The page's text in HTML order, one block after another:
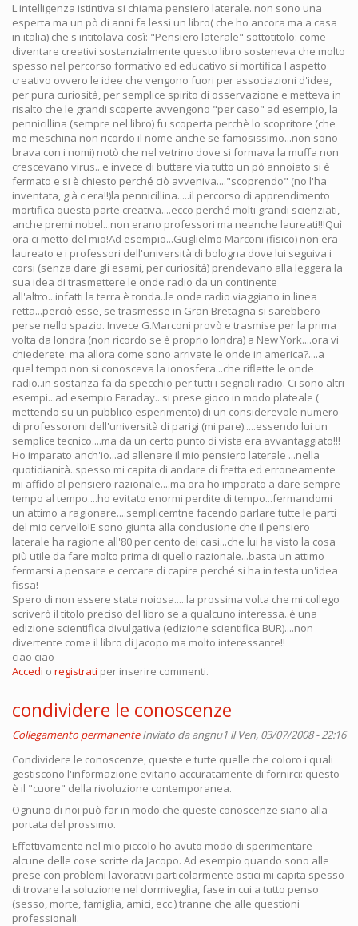
L'intelligenza istintiva si chiama pensiero laterale..non sono una
esperta ma un pò di anni fa lessi un libro( che ho ancora ma a casa
in italia) che s'intitolava così: "Pensiero laterale" sottotitolo: come
diventare creativi sostanzialmente questo libro sosteneva che molto
spesso nel percorso formativo ed educativo si mortifica l'aspetto
creativo ovvero le idee che vengono fuori per associazioni d'idee,
per pura curiosità, per semplice spirito di osservazione e metteva in
risalto che le grandi scoperte avvengono "per caso" ad esempio, la
pennicillina (sempre nel libro) fu scoperta perchè lo scopritore (che
me meschina non ricordo il nome anche se famosissimo...non sono
brava con i nomi) notò che nel vetrino dove si formava la muffa non
crescevano virus...e invece di buttare via tutto un pò annoiato si è
fermato e si è chiesto perché ciò avveniva...."scoprendo" (no l'ha
inventata, già c'era!!)la pennicillina.....il percorso di apprendimento
mortifica questa parte creativa....ecco perché molti grandi scienziati,
anche premi nobel...non erano professori ma neanche laureati!!!Quì
ora ci metto del mio!Ad esempio...Guglielmo Marconi (fisico) non era
laureato e i professori dell'università di bologna dove lui seguiva i
corsi (senza dare gli esami, per curiosità) prendevano alla leggera la
sua idea di trasmettere le onde radio da un continente
all'altro...infatti la terra è tonda..le onde radio viaggiano in linea
retta...perciò esse, se trasmesse in Gran Bretagna si sarebbero
perse nello spazio. Invece G.Marconi provò e trasmise per la prima
volta da londra (non ricordo se è proprio londra) a New York....ora vi
chiederete: ma allora come sono arrivate le onde in america?....a
quel tempo non si conosceva la ionosfera...che riflette le onde
radio..in sostanza fa da specchio per tutti i segnali radio. Ci sono altri
esempi...ad esempio Faraday...si prese gioco in modo plateale (
mettendo su un pubblico esperimento) di un considerevole numero
di professoroni dell'università di parigi (mi pare).....essendo lui un
semplice tecnico....ma da un certo punto di vista era avvantaggiato!!!
Ho imparato anch'io...ad allenare il mio pensiero laterale ...nella
quotidianità..spesso mi capita di andare di fretta ed erroneamente
mi affido al pensiero razionale....ma ora ho imparato a dare sempre
tempo al tempo....ho evitato enormi perdite di tempo...fermandomi
un attimo a ragionare....semplicemtne facendo parlare tutte le parti
del mio cervello!E sono giunta alla conclusione che il pensiero
laterale ha ragione all'80 per cento dei casi...che lui ha visto la cosa
più utile da fare molto prima di quello razionale...basta un attimo
fermarsi a pensare e cercare di capire perché si ha in testa un'idea
fissa!
Spero di non essere stata noiosa.....la prossima volta che mi collego
scriverò il titolo preciso del libro se a qualcuno interessa..è una
edizione scientifica divulgativa (edizione scientifica BUR)....non
divertente come il libro di Jacopo ma molto interessante!!
ciao ciao
Accedi o registrati per inserire commenti.
condividere le conoscenze
Collegamento permanente Inviato daangnu1 il Ven, 03/07/2008 - 22:16
Condividere le conoscenze, queste e tutte quelle che coloro i quali
gestiscono l'informazione evitano accuratamente di fornirci: questo
è il "cuore" della rivoluzione contemporanea.
Ognuno di noi può far in modo che queste conoscenze siano alla
portata del prossimo.
Effettivamente nel mio piccolo ho avuto modo di sperimentare
alcune delle cose scritte da Jacopo. Ad esempio quando sono alle
prese con problemi lavorativi particolarmente ostici mi capita spesso
di trovare la soluzione nel dormiveglia, fase in cui a tutto penso
(sesso, morte, famiglia, amici, ecc.) tranne che alle questioni
professionali.